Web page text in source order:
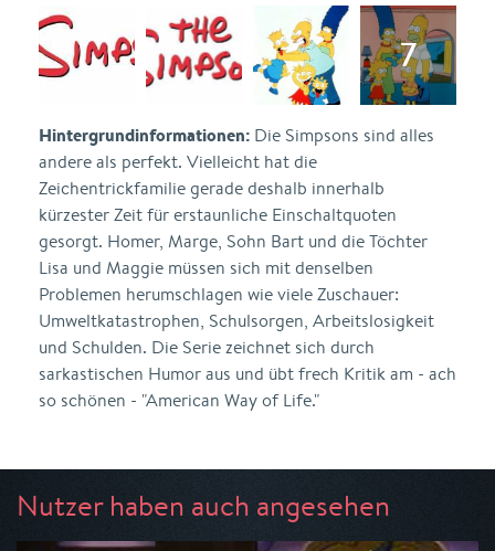
Hintergrundinformationen: Die Simpsons sind alles
andere als perfekt. Vielleicht hat die
Zeichentrickfamilie gerade deshalb innerhalb
kürzester Zeit für erstaunliche Einschaltquoten
gesorgt. Homer, Marge, Sohn Bart und die Töchter
Lisa und Maggie müssen sich mit denselben
Problemen herumschlagen wie viele Zuschauer:
Umweltkatastrophen, Schulsorgen, Arbeitslosigkeit
und Schulden. Die Serie zeichnet sich durch
sarkastischen Humor aus und übt frech Kritik am - ach
so schönen - "American Way of Life."
Nutzer haben auch angesehen